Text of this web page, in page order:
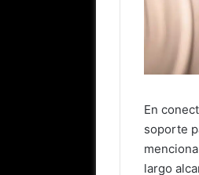
En
soporte
largo